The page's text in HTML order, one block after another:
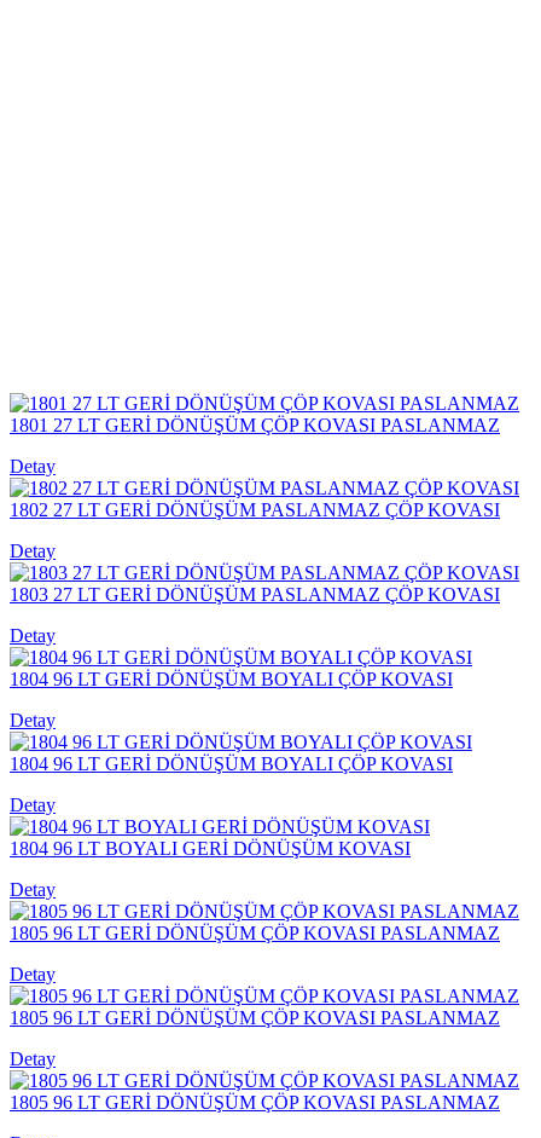
1801 27 LT GERİ DÖNÜŞÜM ÇÖP KOVASI PASLANMAZ
Detay
1802 27 LT GERİ DÖNÜŞÜM PASLANMAZ ÇÖP KOVASI
Detay
1803 27 LT GERİ DÖNÜŞÜM PASLANMAZ ÇÖP KOVASI
Detay
1804 96 LT GERİ DÖNÜŞÜM BOYALI ÇÖP KOVASI
Detay
1804 96 LT GERİ DÖNÜŞÜM BOYALI ÇÖP KOVASI
Detay
1804 96 LT BOYALI GERİ DÖNÜŞÜM KOVASI
Detay
1805 96 LT GERİ DÖNÜŞÜM ÇÖP KOVASI PASLANMAZ
Detay
1805 96 LT GERİ DÖNÜŞÜM ÇÖP KOVASI PASLANMAZ
Detay
1805 96 LT GERİ DÖNÜŞÜM ÇÖP KOVASI PASLANMAZ